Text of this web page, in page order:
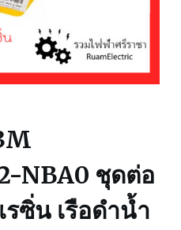
NBA0 ชุดต่อ
รซิ่น เรือดำน้ำ